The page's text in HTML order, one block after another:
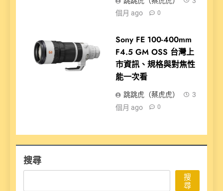
個月 ago
0
Sony FE 100-400mm
F4.5 GM OSS 台灣上
市資訊、規格與對焦性
能一次看
跳跳虎（蔡虎虎）
3
個月 ago
0
搜尋
搜
尋